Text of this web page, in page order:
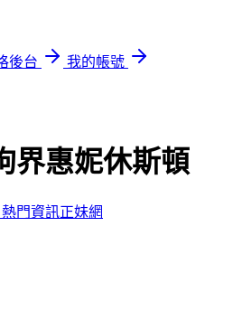
後台
我的帳號
界惠妮休斯頓
熱門資訊正妹網